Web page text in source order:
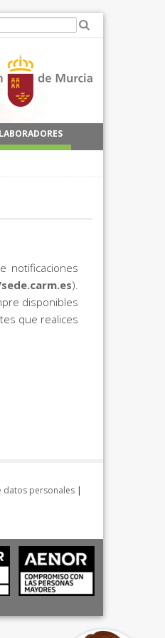
notificaciones
).
disponibles
que realices
datos personales |